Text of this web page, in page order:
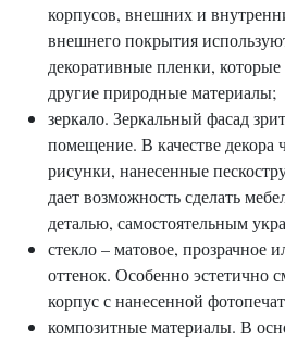
корпусов, внешних и
внешнего покрытия
декоративные пленки,
другие природные материалы;
зеркало. Зеркальный фасад
помещение. В качестве декора
рисунки, нанесенные
дает возможность сделать
деталью, самостоятельным
стекло – матовое, прозрачное
оттенок. Особенно эстетично
корпус с нанесенной
композитные материалы. В